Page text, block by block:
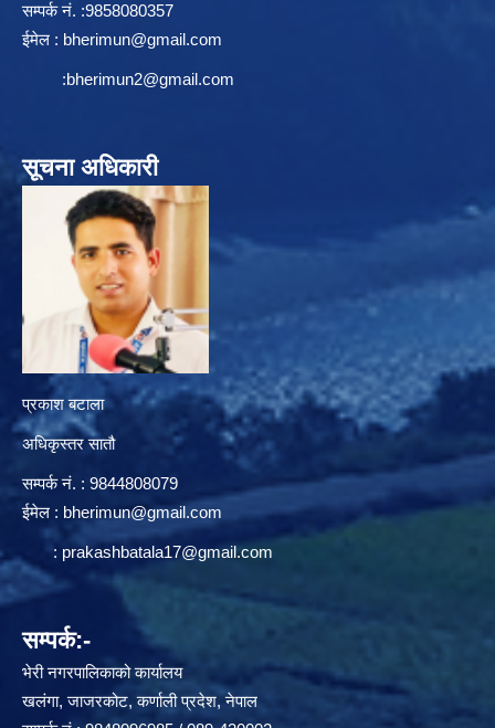
सम्पर्क न‌ं. :9858080357
ईमेल : bherimun@gmail.com
:bherimun2@gmail.com
सूचना अधिकारी
प्रकाश बटाला
अधिकृस्तर सातौ
सम्पर्क न‌ं. : 9844808079
ईमेल : bherimun@gmail.com
: prakashbatala17@gmail.com
सम्पर्क:-
भेरी नगरपालिकाको कार्यालय
खलंगा, जाजरकोट, कर्णाली प्रदेश, नेपाल